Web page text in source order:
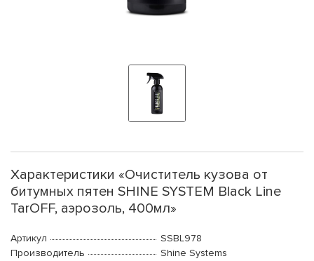
Характеристики «Очиститель кузова от
битумных пятен SHINE SYSTEM Black Line
TarOFF, аэрозоль, 400мл»
Артикул
SSBL978
Производитель
Shine Systems